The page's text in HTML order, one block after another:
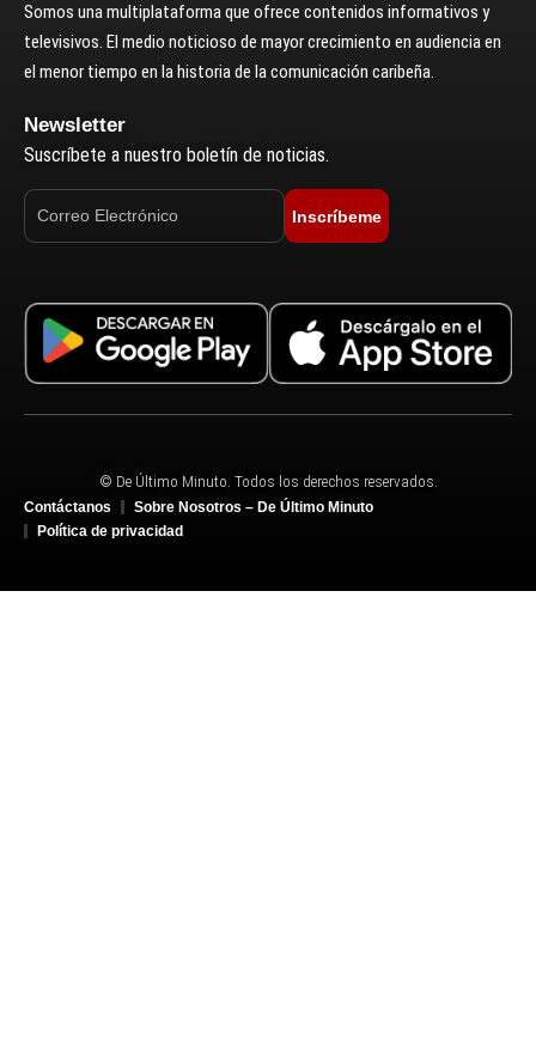
Somos una multiplataforma que ofrece contenidos informativos y
televisivos. El medio noticioso de mayor crecimiento en audiencia en
el menor tiempo en la historia de la comunicación caribeña.
Newsletter
Suscríbete a nuestro boletín de noticias.
Inscríbeme
© De Último Minuto. Todos los derechos reservados.
Contáctanos
Sobre Nosotros – De Último Minuto
Política de privacidad